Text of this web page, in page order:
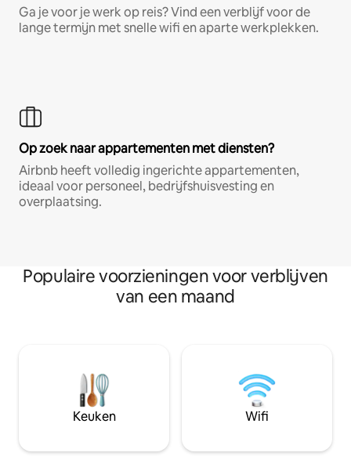
Ga je voor je werk op reis? Vind een verblijf voor de
lange termijn met snelle wifi en aparte werkplekken.
Op zoek naar appartementen met diensten?
Airbnb heeft volledig ingerichte appartementen,
ideaal voor personeel, bedrijfshuisvesting en
overplaatsing.
Populaire voorzieningen voor verblijven
van een maand
Keuken Wifi